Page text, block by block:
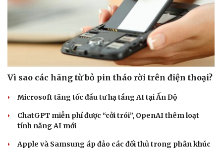
Vì sao các hãng từ bỏ pin tháo rời trên điện thoại?
Microsoft tăng tốc đầu tư hạ tầng AI tại Ấn Độ
ChatGPT miễn phí được “cởi trói”, OpenAI thêm loạt
tính năng AI mới
Apple và Samsung áp đảo các đối thủ trong phân khúc